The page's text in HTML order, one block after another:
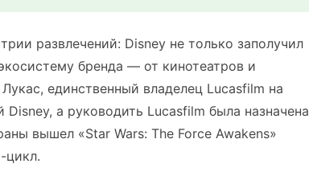
развлечений: Disney не только заполучил
бренда — от кинотеатров и
единственный владелец Lucasfilm на
а руководить Lucasfilm была назначена
вышел «Star Wars: The Force Awakens»
цикл.